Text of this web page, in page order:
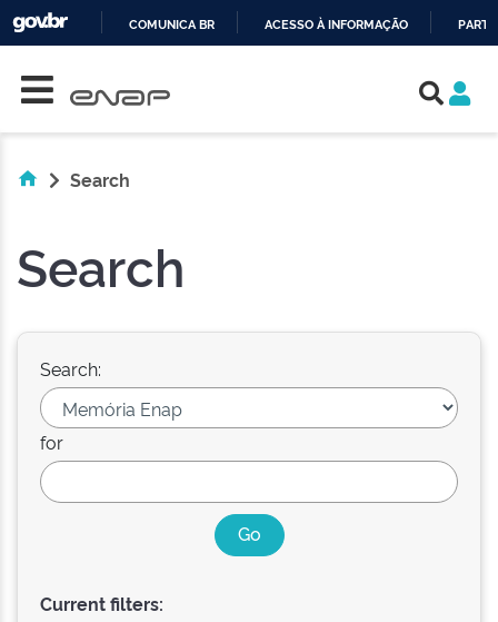
COMUNICA BR ACESSO À INFORMAÇÃO
Search
Search
Search:
for
Current filters: